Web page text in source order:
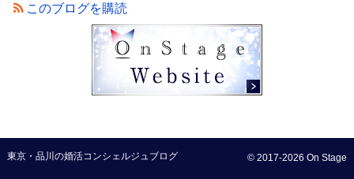
このブログを購読
© 2017-2026 On Stage
東京・品川の婚活コンシェルジュブログ